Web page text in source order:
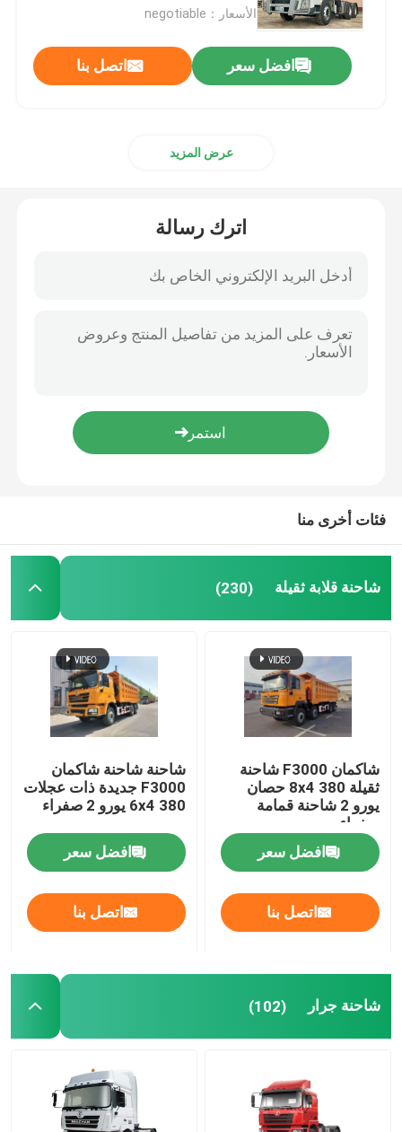
شاحنة لوري
شاحنة قمامة خفيفة
شاحنة شحن
شاحنات خزانات النفط
نصف مقطورة
الأسعار：negotiable
افضل سعر اتصل بنا
عرض المزيد
اترك رسالة
فئات أخرى منا
شاحنة قلابة ثقيلة (230)
شاكمان F3000 شاحنة
ثقيلة 8x4 380 حصان
يورو 2 شاحنة قمامة
صفراء
افضل سعر
اتصل بنا
شاحنة شاحنة شاكمان
F3000 جديدة ذات عجلات
6x4 380 يورو 2 صفراء
افضل سعر
اتصل بنا
شاحنة جرار (102)